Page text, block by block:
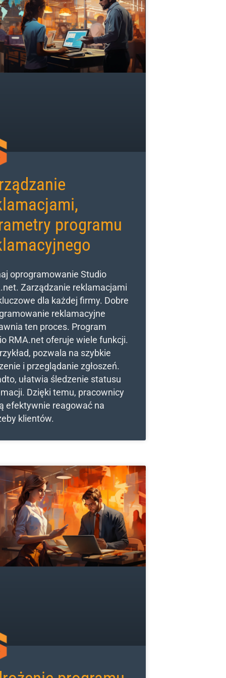
programu
oprogramowanie Studio
Zarządzanie reklamacjami
dla każdej firmy. Dobre
reklamacyjne
ten proces. Program
RMA.net oferuje wiele funkcji.
pozwala na szybkie
i przeglądanie zgłoszeń.
ułatwia śledzenie statusu
Dzięki temu, pracownicy
efektywnie reagować na
klientów.